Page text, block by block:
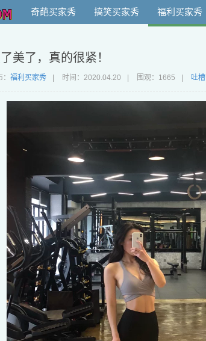
奇葩买家秀 搞笑买家秀 福利买家秀
美了，真的很紧！
福利买家秀 时间： 2020.04.20 围观：1665 吐槽